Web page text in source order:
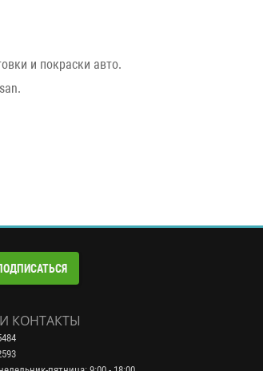
и покраски авто.
КОНТАКТЫ